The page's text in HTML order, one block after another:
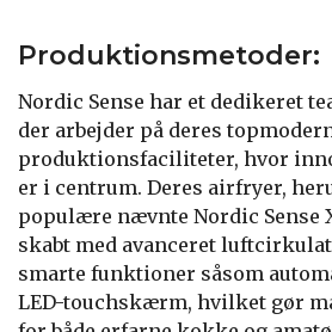
Produktionsmetoder:
Nordic Sense har et dedikeret
der arbejder på deres
produktionsfaciliteter, hvor
er i centrum. Deres airfryer,
populære nævnte Nordic Sense
skabt med avanceret
smarte funktioner såsom
LED-touchskærm, hvilket gør